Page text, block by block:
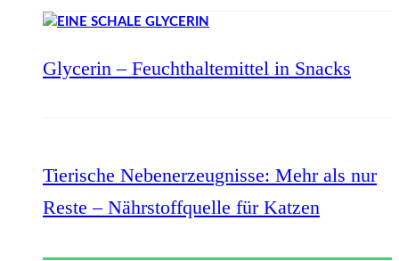
Glycerin – Feuchthaltemittel in Snacks
Tierische Nebenerzeugnisse: Mehr als nur
Reste – Nährstoffquelle für Katzen